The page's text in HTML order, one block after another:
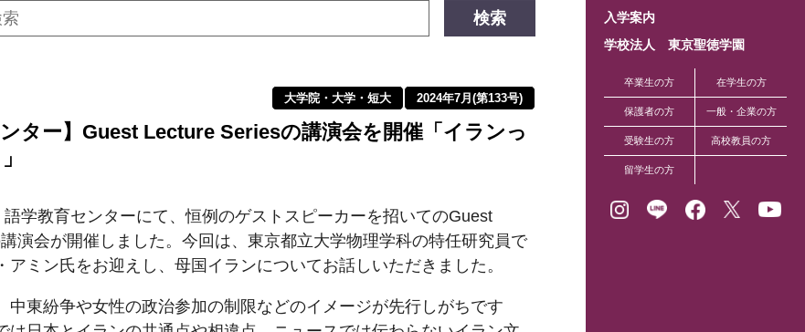
検索
大学院・大学・短大 2024年7月(第133号)
ンター】Guest Lecture Seriesの講演会を開催「イランっ
学教育センターにて、恒例のゲストスピーカーを招いてのGuest
演会が開催しました。今回は、東京都立大学物理学科の特任研究員で
アミン氏をお迎えし、母国イランについてお話しいただきました。
中東紛争や女性の政治参加の制限などのイメージが先行しがちです
入学案内
学校法人 東京聖徳学園
卒業生の方 在学生の方
保護者の方 一般・企業の方
受験生の方 高校教員の方
留学生の方